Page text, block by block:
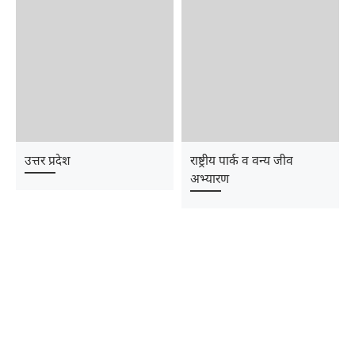
उत्तर प्रदेश
राष्ट्रीय पार्क व वन्य जीव
अभ्यारण